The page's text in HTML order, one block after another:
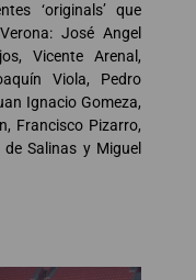
‘originals’ que
José Angel
Vicente Arenal,
Viola, Pedro
Ignacio Gomeza,
Francisco Pizarro,
Salinas y Miguel